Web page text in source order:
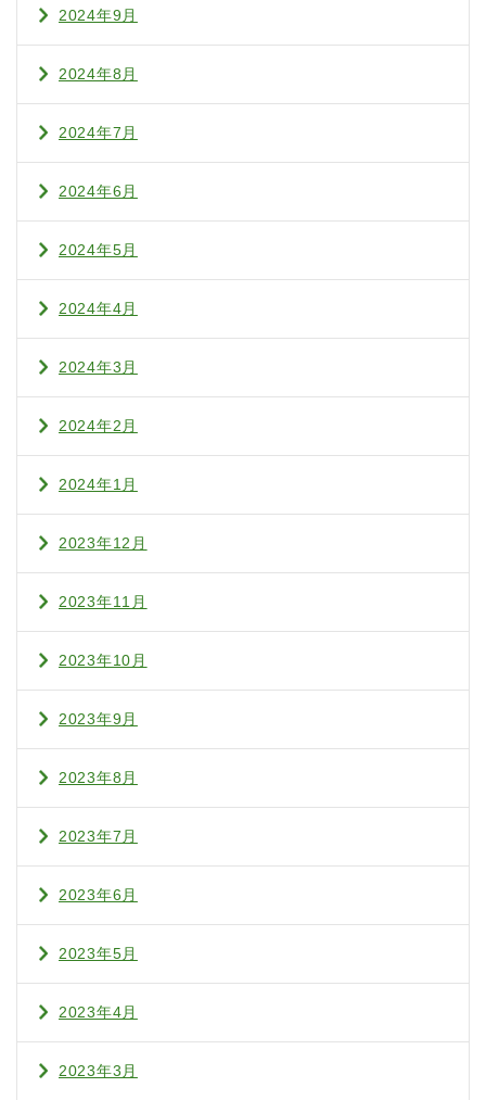
2024年9月
2024年8月
2024年7月
2024年6月
2024年5月
2024年4月
2024年3月
2024年2月
2024年1月
2023年12月
2023年11月
2023年10月
2023年9月
2023年8月
2023年7月
2023年6月
2023年5月
2023年4月
2023年3月